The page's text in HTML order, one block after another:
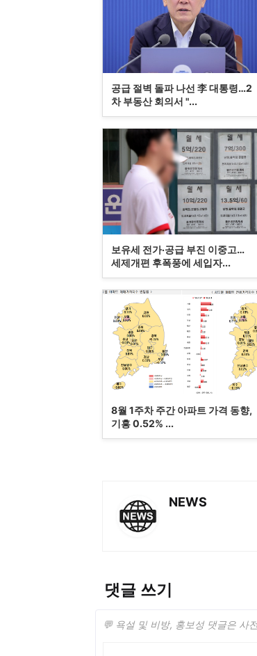
공급 절벽 돌파 나선 李 대통령…2
차 부동산 회의서 "...
보유세 전가·공급 부진 이중고…
세제개편 후폭풍에 세입자...
8월 1주차 주간 아파트 가격 동향,
기흥 0.52% ...
NEWS
댓글 쓰기
💬 욕설 및 비방, 홍보성 댓글은 사